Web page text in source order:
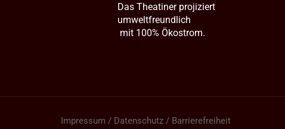
Das Theatiner projiziert
umweltfreundlich
mit 100% Ökostrom.
Impressum / Datenschutz / Barrierefreiheit